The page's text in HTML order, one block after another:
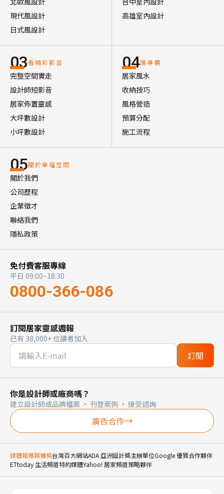
現代風設計
日式風設計
高雄室內設計
03看精彩影音
完整空間實走
設計師短影音
居家佈置靈感
大坪數設計
小坪數設計
04讀專欄
居家風水
收納技巧
風格營造
預算分配
施工流程
05關於幸福空間
關於我們
公司歷程
企業徵才
聯絡我們
隱私政策
免付費客服專線
平日 09:00~18:30
0800-366-086
訂閱居家靈感週報
已有 38,000+ 位讀者加入
訂閱
你是設計師或廠商嗎？
建立設計師或品牌檔案 · 刊登案例 · 接受諮詢
廣告合作
媒體報導與獲獎台灣百大網站ADA 亞洲設計獎主辦單位Google 優質合作夥伴
ETtoday 生活頻道特約媒體Yahoo! 居家頻道策略夥伴